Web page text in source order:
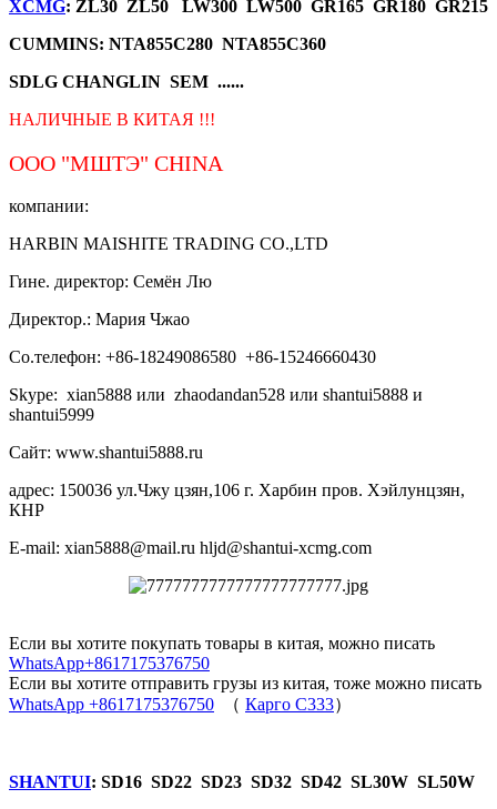
XCMG: ZL30 ZL50 LW300 LW500 GR165 GR180 GR215
CUMMINS: NTA855C280 NTA855C360
SDLG CHANGLIN SEM ......
НАЛИЧНЫЕ В КИТАЯ !!!
ООО "МШТЭ" CHINA
компании:
HARBIN MAISHITE TRADING CO.,LTD
Гине. директор: Семён Лю
Директор.: Мария Чжао
Со.телефон: +86-18249086580 +86-15246660430
Skype: xian5888 или zhaodandan528 или shantui5888 и
shantui5999
Сайт: www.shantui5888.ru
адрес: 150036 ул.Чжу цзян,106 г. Харбин пров. Хэйлунцзян,
КНР
E-mail: xian5888@mail.ru hljd@shantui-xcmg.com
Если вы хотите покупать товары в китая, можно писать
WhatsApp+8617175376750
Если вы хотите отправить грузы из китая, тоже можно писать
WhatsApp +8617175376750 （ Карго C333）
SHANTUI: SD16 SD22 SD23 SD32 SD42 SL30W SL50W